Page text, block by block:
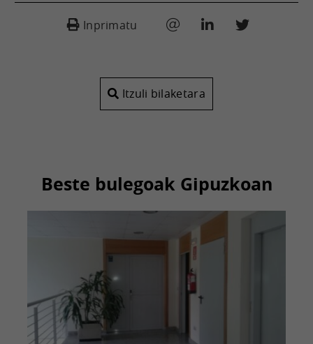
Inprimatu
Itzuli bilaketara
Beste bulegoak Gipuzkoan